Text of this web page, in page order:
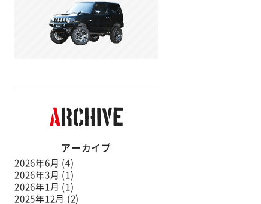
アーカイブ
2026年6月 (4)
2026年3月 (1)
2026年1月 (1)
2025年12月 (2)